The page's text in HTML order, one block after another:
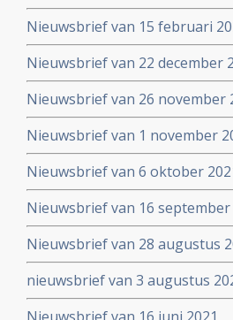
Nieuwsbrief van 15 februari
Nieuwsbrief van 22 december
Nieuwsbrief van 26 november
Nieuwsbrief van 1 november
Nieuwsbrief van 6 oktober
Nieuwsbrief van 16 september
Nieuwsbrief van 28 augustus
nieuwsbrief van 3 augustus